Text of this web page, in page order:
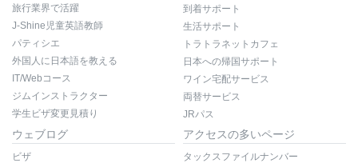
旅行業界で活躍
J-Shine児童英語教師
パティシエ
外国人に日本語を教える
IT/Webコース
ジムインストラクター
学生ビザ変更見積り
到着サポート
生活サポート
トラトラネットカフェ
日本への帰国サポート
ワイン宅配サービス
両替サービス
JRパス
ウェブログ
ビザ
アクセスの多いページ
タックスファイルナンバー